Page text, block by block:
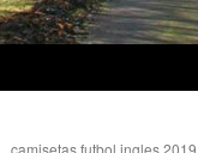
camisetas futbol ingles 2019